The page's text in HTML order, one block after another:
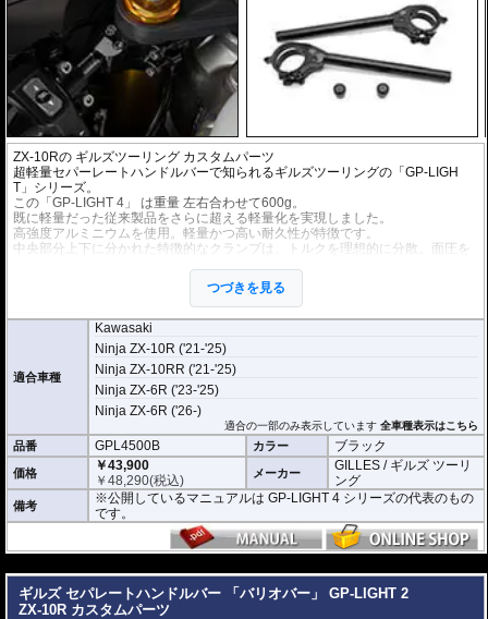
ZX-10Rの ギルズツーリング カスタムパーツ
超軽量セパーレートハンドルバーで知られるギルズツーリングの「GP-LIGH
T」シリーズ。
この「GP-LIGHT 4」 は重量 左右合わせて600g。
既に軽量だった従来製品をさらに超える軽量化を実現しました。
高強度アルミニウムを使用。軽量かつ高い耐久性が特徴です。
中央部分上下に分かれた特徴的なクランプは、トルクを理想的に分散。面圧を
ハンドルバーが滑ったりぐらついたりすることなく、ハードな走行時でも安心
してライディングに集中できます。
垂れ角は最適な角度と言われる6°に設定。
クランプとバーチューブは分離タイプを採用。クラッシュ時のフォークへのダ
メージを防ぎます。
フロントフォーク取りつけ部 直径 : 50mm
※写真はシリーズ代表イメージです。車種により形状、デザインが異なる場合
つづきを見る
適合車種
Kawasaki
Ninja ZX-10R ('21-'25)
Ninja ZX-10RR ('21-'25)
Ninja ZX-6R ('23-'25)
Ninja ZX-6R ('26-)
適合の一部のみ表示しています全車種表示はこちら
品番 GPL4500B カラー ブラック
価格
￥43,900
￥48,290(税込) メーカー
GILLES / ギルズ ツーリ
ング
備考
※公開しているマニュアルは GP-LIGHT 4 シリーズの代表のもの
です。
ギルズ セパレートハンドルバー 「バリオバー」 GP-LIGHT 2
ZX-10R カスタムパーツ